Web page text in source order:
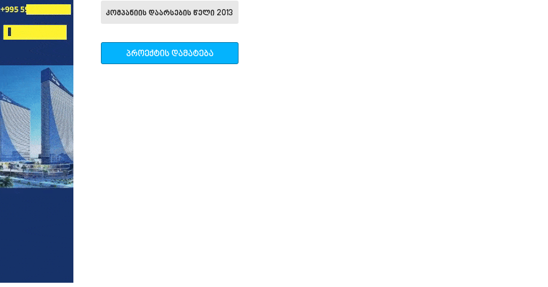
კომპანიის დაარსების წელი 2013
პროექტის დამატება